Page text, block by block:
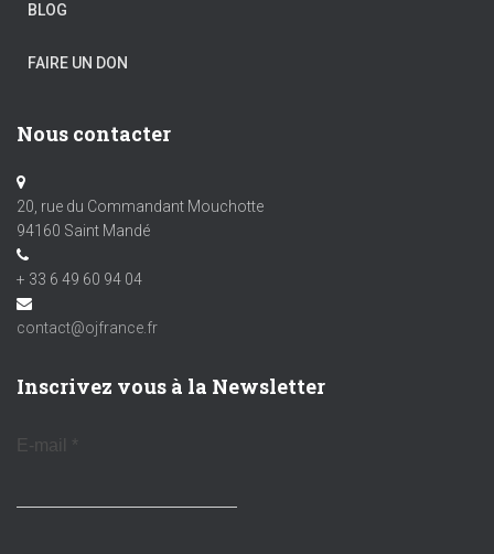
BLOG
FAIRE UN DON
Nous contacter
20, rue du Commandant Mouchotte
94160 Saint Mandé
+ 33 6 49 60 94 04
contact@ojfrance.fr
Inscrivez vous à la Newsletter
E-mail *